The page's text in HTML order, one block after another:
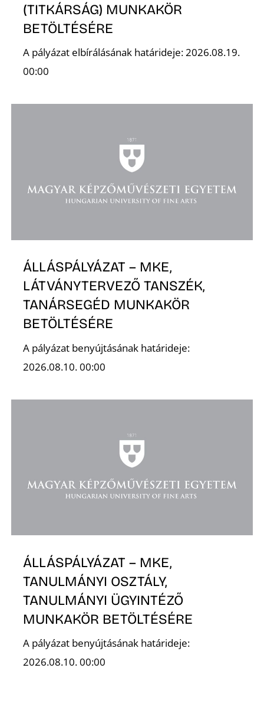
(TITKÁRSÁG) MUNKAKÖR
BETÖLTÉSÉRE
A pályázat elbírálásának határideje: 2026.08.19.
00:00
ÁLLÁSPÁLYÁZAT – MKE,
LÁTVÁNYTERVEZŐ TANSZÉK,
TANÁRSEGÉD MUNKAKÖR
BETÖLTÉSÉRE
A pályázat benyújtásának határideje:
2026.08.10. 00:00
ÁLLÁSPÁLYÁZAT – MKE,
TANULMÁNYI OSZTÁLY,
TANULMÁNYI ÜGYINTÉZŐ
MUNKAKÖR BETÖLTÉSÉRE
A pályázat benyújtásának határideje:
2026.08.10. 00:00